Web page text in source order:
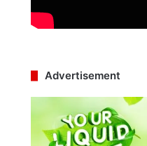
Advertisement